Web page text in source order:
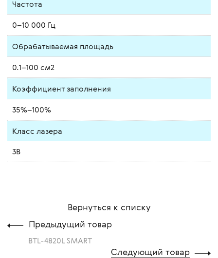
Частота
0–10 000 Гц
Обрабатываемая площадь
0.1–100 см2
Коэффициент заполнения
35%–100%
Класс лазера
3B
Вернуться к списку
Предыдущий товар
BTL-4820L SMART
Следующий товар